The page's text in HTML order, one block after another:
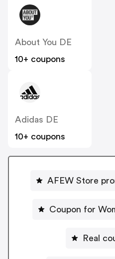
About You DE
10+ coupons
Adidas DE
10+ coupons
AFEW Store
Coupon for
Real